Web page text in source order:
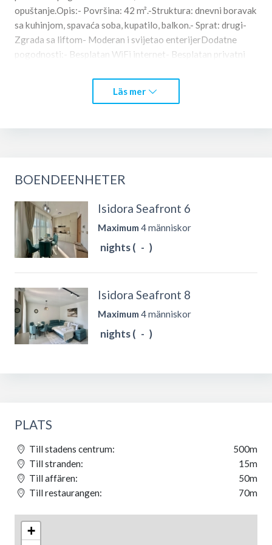
opuštanje.Opis:- Površina: 42 m².-Struktura: dnevni boravak
sa kuhinjom, spavaća soba, kupatilo, balkon.- Sprat: drugi-
Zgrada sa liftom- Moderan i svijetao enterijerDodatne
pogodnosti:- Besplatan WiFi internet- Besplatan privatni
peškiri obezbijeđeniStan je idealan za parove ili manje
porodice koje žele boravak uz more uz sve neophodne
app tel: + 38269446628
Läs mer
BOENDEENHETER
Isidora Seafront 6
Maximum 4 människor
nights ( - )
Isidora Seafront 8
Maximum 4 människor
nights ( - )
PLATS
Till stadens centrum:
500m
Till stranden:
15m
Till affären:
50m
Till restaurangen:
70m
+